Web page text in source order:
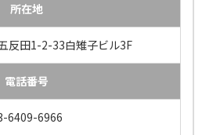
所在地
反田1-2-33白雉子ビル3F
電話番号
6409-6966